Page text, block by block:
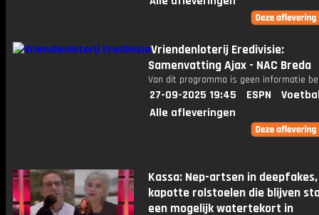
Vriendenloterij Eredivisie:
Samenvatting Ajax - NAC Breda
Van dit programma is geen informatie
27-09-2025 19:45 ESPN
Alle afleveringen
Kassa: Nep-artsen in deepfakes,
kapotte rolstoelen die blijven
een mogelijk watertekort in